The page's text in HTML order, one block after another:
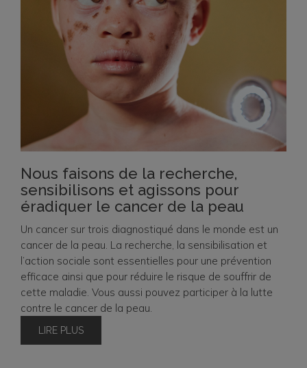
Nous faisons de la recherche,
sensibilisons et agissons pour
éradiquer le cancer de la peau
Un cancer sur trois diagnostiqué dans le monde est un
cancer de la peau. La recherche, la sensibilisation et
l’action sociale sont essentielles pour une prévention
efficace ainsi que pour réduire le risque de souffrir de
cette maladie. Vous aussi pouvez participer à la lutte
contre le cancer de la peau.
LIRE PLUS